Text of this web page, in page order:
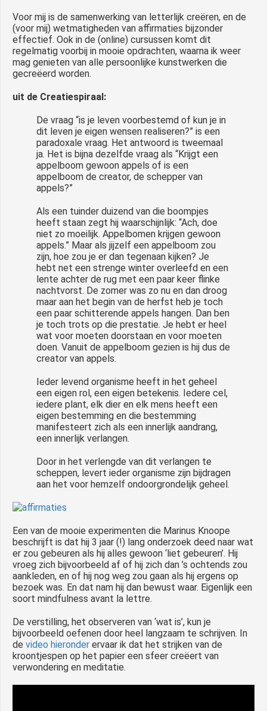
Voor mij is de samenwerking van letterlijk creëren, en de
(voor mij) wetmatigheden van affirmaties bijzonder
effectief. Ook in de (online) cursussen komt dit
regelmatig voorbij in mooie opdrachten, waarna ik weer
mag genieten van alle persoonlijke kunstwerken die
gecreëerd worden.
uit de Creatiespiraal:
De vraag “is je leven voorbestemd of kun je in
dit leven je eigen wensen realiseren?” is een
paradoxale vraag. Het antwoord is tweemaal
ja. Het is bijna dezelfde vraag als “Krijgt een
appelboom gewoon appels of is een
appelboom de creator, de schepper van
appels?”
Als een tuinder duizend van die boompjes
heeft staan zegt hij waarschijnlijk: “Ach, doe
niet zo moeilijk. Appelbomen krijgen gewoon
appels.” Maar als jijzelf een appelboom zou
zijn, hoe zou je er dan tegenaan kijken? Je
hebt net een strenge winter overleefd en een
lente achter de rug met een paar keer flinke
nachtvorst. De zomer was zo nu en dan droog
maar aan het begin van de herfst heb je toch
een paar schitterende appels hangen. Dan ben
je toch trots op die prestatie. Je hebt er heel
wat voor moeten doorstaan en voor moeten
doen. Vanuit de appelboom gezien is hij dus de
creator van appels.
Ieder levend organisme heeft in het geheel
een eigen rol, een eigen betekenis. Iedere cel,
iedere plant, elk dier en elk mens heeft een
eigen bestemming en die bestemming
manifesteert zich als een innerlijk aandrang,
een innerlijk verlangen.
Door in het verlengde van dit verlangen te
scheppen, levert ieder organisme zijn bijdragen
aan het voor hemzelf ondoorgrondelijk geheel.
Een van de mooie experimenten die Marinus Knoope
beschrijft is dat hij 3 jaar (!) lang onderzoek deed naar wat
er zou gebeuren als hij alles gewoon ‘liet gebeuren’. Hij
vroeg zich bijvoorbeeld af of hij zich dan ’s ochtends zou
aankleden, en of hij nog weg zou gaan als hij ergens op
bezoek was. En dat nam hij dan bewust waar. Eigenlijk een
soort mindfulness avant la lettre.
De verstilling, het observeren van ‘wat is’, kun je
bijvoorbeeld oefenen door heel langzaam te schrijven. In
de video hieronder ervaar ik dat het strijken van de
kroontjespen op het papier een sfeer creëert van
verwondering en meditatie.